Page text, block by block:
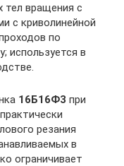
тел вращения с
с криволинейной
по
используется в
16Б16Ф3 при
резания
в
ограничивает